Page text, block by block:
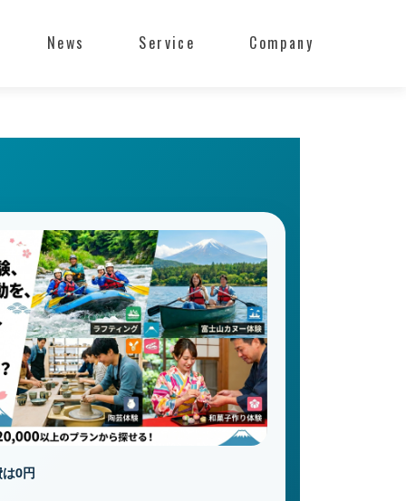
News Service Company
0円